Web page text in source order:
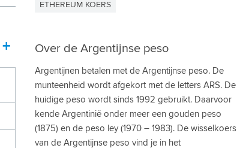
ETHEREUM KOERS
Over de Argentijnse peso
Argentijnen betalen met de Argentijnse peso. De
munteenheid wordt afgekort met de letters ARS. De
huidige peso wordt sinds 1992 gebruikt. Daarvoor
kende Argentinië onder meer een gouden peso
(1875) en de peso ley (1970 – 1983). De wisselkoers
van de Argentijnse peso vind je in het